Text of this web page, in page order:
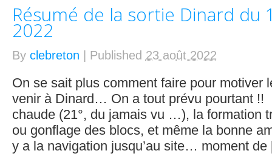
Résumé de la sortie Dinard du
2022
By clebreton Published 23 août 2022
On se sait plus comment faire pour motiver
venir à Dinard… On a tout prévu pourtant !!
chaude (21°, du jamais vu …), la formation
ou gonflage des blocs, et même la bonne
y a la navigation jusqu’au site… moment